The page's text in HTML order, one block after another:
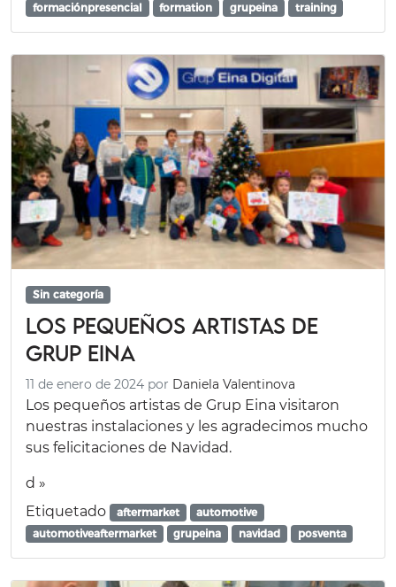
formaciónpresencial
formation grupeina training
Sin categoría
Los pequeños artistas de
Grup Eina
11 de enero de 2024 por Daniela Valentinova
Los pequeños artistas de Grup Eina visitaron
nuestras instalaciones y les agradecimos mucho
sus felicitaciones de Navidad.
d »
Etiquetado
aftermarket
automotive
automotiveaftermarket
grupeina navidad posventa